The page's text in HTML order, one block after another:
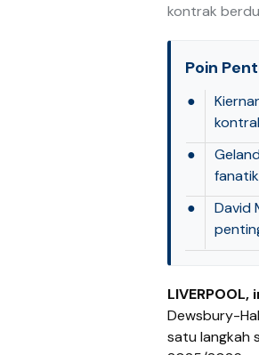
kontrak
Poin
●
●
●
David
Dewsbury-
satu langkah